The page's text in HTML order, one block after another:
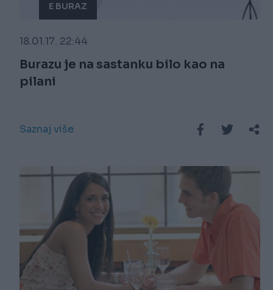
E BURAZ
18.01.17. 22:44
Burazu je na sastanku bilo kao na
pilani
Saznaj više